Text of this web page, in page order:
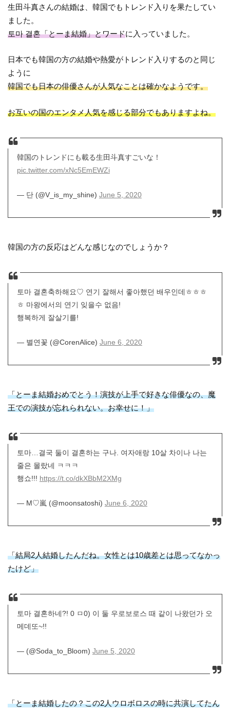
生田斗真さんの結婚は、韓国でもトレンド入りを果たしてい
ました。
토마 결혼「とーま結婚」とワードに入っていました。
日本でも韓国の方の結婚や熱愛がトレンド入りするのと同じ
ように
韓国でも日本の俳優さんが人気なことは確かなようです。
お互いの国のエンタメ人気を感じる部分でもありますよね。
韓国のトレンドにも載る生田斗真すごいな！
pic.twitter.com/xNc5EmEWZi
— 단 (@V_is_my_shine) June 5, 2020
韓国の方の反応はどんな感じなのでしょうか？
토마 결혼축하해요♡ 연기 잘해서 좋아했던 배우인데ㅎㅎㅎ
ㅎ 마왕에서의 연기 잊을수 없음!
행복하게 잘살기를!
— 별연꽃 (@CorenAlice) June 6, 2020
「とーま結婚おめでとう！演技が上手で好きな俳優なの、魔
王での演技が忘れられない。お幸せに！」
토마…결국 둘이 결혼하는 구나. 여자애랑 10살 차이나 나는
줄은 몰랐네 ㅋㅋㅋ
행쇼!!! https://t.co/dkXBbM2XMg
— M♡嵐 (@moonsatoshi) June 6, 2020
「結局2人結婚したんだね。女性とは10歳差とは思ってなかっ
たけど」
토마 결혼하네?! 0 ㅁ0) 이 둘 우로보로스 때 같이 나왔던가 오
메데또~!!
— (@Soda_to_Bloom) June 5, 2020
「とーま結婚したの？この2人ウロボロスの時に共演してたん